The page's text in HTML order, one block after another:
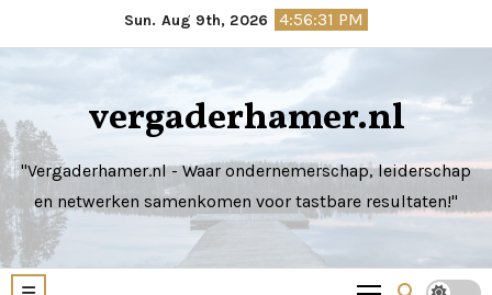
to
Sun. Aug 9th, 2026 4:56:32 PM
vergaderhamer.nl
"Vergaderhamer.nl - Waar ondernemerschap, leiderschap
en netwerken samenkomen voor tastbare resultaten!"